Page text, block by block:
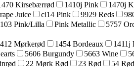
Kirsebærrød 1410j Pink 1470j
Juice cl14 Pink 9929 Reds
103 Pink/Lilla Pink Metallic 5757
Mørkerød 1454 Bordeaux 1411j
5606 Burgundy 5663 Wine
22 Mørk Rød 23 Rød 54 Rød